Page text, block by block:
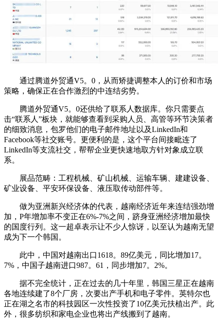
通过腾道外贸通V5。0，从而矫捷调整本人的订价和市场
策略，确保正在合作激烈的中连结劣势。
腾道外贸通V5。0还供给了联系人数据库。你只需要点
击“联系人”板块，就能够查看到采购人员、高管等环节决策者
的细致消息，包罗他们的电子邮件地址以及LinkedIn和
Facebook等社交账号。更便利的是，这个平台间接毗连了
LinkedIn等支流社交，帮帮企业更快速地取方针对象成立联
系。
展品范畴：工程机械、矿山机械、运输车辆、建建设备、
矿业设备、平安环保设备、液压取传动部件等。
做为亚洲新兴经济体的代表，越南经济近年来连结强劲增
加，P年增加率不变正在6%-7%之间，跻身亚洲经济增加最快
的国度行列。这一超卓表示让不少人惊讶，以至认为越南无望
成为下一个韩国。
此中，中国对越南出口1618。89亿美元，同比增加17。
7%，中国子越南进口987。61，同步增加7。2%。
据不完全统计，正在过去的几十年里，韩国三星正在越南
各地连续建了8个厂房，次要出产手机和电子零件。英特尔也
正在湖之名市的科技园区一次性投资了10亿美元扶植出产。此
外，很多纺织和家电企业也将出产线搬到了越南。